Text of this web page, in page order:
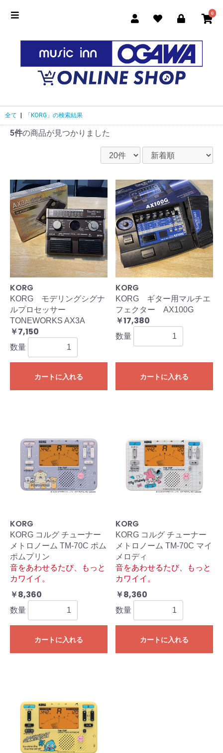
0
全て 「KORG」の検索結果
5件の商品が見つかりました
KORG
KORG モデリングシグナ
ルプロセッサー
TONEWORKS AX3A
￥7,150
数量
カートに入れる
KORG
KORG ギター用マルチエ
フェクター AX100G
￥17,380
数量
カートに入れる
KORG
KORG コルグ チューナー
メトロノーム TM-70C ポム
ポムプリン
音をあわせるたび、もっと
カワイイ。
￥8,360
数量
カートに入れる
KORG
KORG コルグ チューナー
メトロノーム TM-70C マイ
メロディ
音をあわせるたび、もっと
カワイイ。
￥8,360
数量
カートに入れる